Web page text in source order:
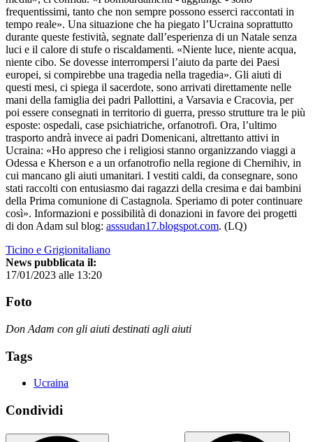
frequentissimi, tanto che non sempre possono esserci raccontati in
tempo reale». Una situazione che ha piegato l’Ucraina soprattutto
durante queste festività, segnate dall’esperienza di un Natale senza
luci e il calore di stufe o riscaldamenti. «Niente luce, niente acqua,
niente cibo. Se dovesse interrompersi l’aiuto da parte dei Paesi
europei, si compirebbe una tragedia nella tragedia». Gli aiuti di
questi mesi, ci spiega il sacerdote, sono arrivati direttamente nelle
mani della famiglia dei padri Pallottini, a Varsavia e Cracovia, per
poi essere consegnati in territorio di guerra, presso strutture tra le più
esposte: ospedali, case psichiatriche, orfanotrofi. Ora, l’ultimo
trasporto andrà invece ai padri Domenicani, altrettanto attivi in
Ucraina: «Ho appreso che i religiosi stanno organizzando viaggi a
Odessa e Kherson e a un orfanotrofio nella regione di Chernihiv, in
cui mancano gli aiuti umanitari. I vestiti caldi, da consegnare, sono
stati raccolti con entusiasmo dai ragazzi della cresima e dai bambini
della Prima comunione di Castagnola. Speriamo di poter continuare
così». Informazioni e possibilità di donazioni in favore dei progetti
di don Adam sul blog: asssudan17.blogspot.com. (LQ)
Ticino e Grigionitaliano
News pubblicata il:
17/01/2023 alle 13:20
Foto
Don Adam con gli aiuti destinati agli aiuti
Tags
Ucraina
Condividi